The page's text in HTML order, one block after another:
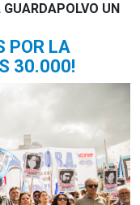
UN
POR LA
30.000!